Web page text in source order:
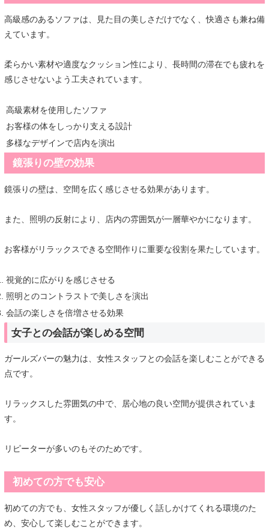
高級感のあるソファは、見た目の美しさだけでなく、快適さも兼ね備
えています。
柔らかい素材や適度なクッション性により、長時間の滞在でも疲れを
感じさせないよう工夫されています。
高級素材を使用したソファ
お客様の体をしっかり支える設計
多様なデザインで店内を演出
鏡張りの壁の効果
鏡張りの壁は、空間を広く感じさせる効果があります。
また、照明の反射により、店内の雰囲気が一層華やかになります。
お客様がリラックスできる空間作りに重要な役割を果たしています。
視覚的に広がりを感じさせる
照明とのコントラストで美しさを演出
会話の楽しさを倍増させる効果
女子との会話が楽しめる空間
ガールズバーの魅力は、女性スタッフとの会話を楽しむことができる
点です。
リラックスした雰囲気の中で、居心地の良い空間が提供されていま
す。
リピーターが多いのもそのためです。
初めての方でも安心
初めての方でも、女性スタッフが優しく話しかけてくれる環境のた
め、安心して楽しむことができます。